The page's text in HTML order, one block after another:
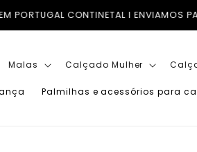
I ENVIAMOS PARA PORTUGAL
Malas Calçado Mulher
Palmilhas e acessórios para